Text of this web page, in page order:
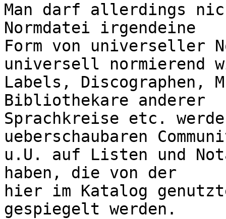
Man darf allerdings
Normdatei irgendeine
Form von universeller
universell normierend
Labels, Discographen,
Bibliothekare anderer
Sprachkreise etc.
ueberschaubaren
u.U. auf Listen und
haben, die von der
hier im Katalog
gespiegelt werden.